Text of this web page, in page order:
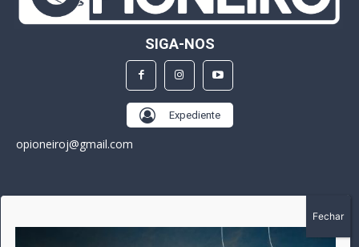
SIGA-NOS
Expediente
opioneiroj@gmail.com
A história do Pioneiro inicia em fevereiro de 2005 em